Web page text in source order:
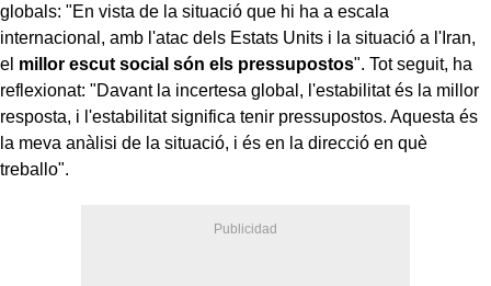
globals: "En vista de la situació que hi ha a escala
internacional, amb l'atac dels Estats Units i la situació a l'Iran,
el millor escut social són els pressupostos". Tot seguit, ha
reflexionat: "Davant la incertesa global, l'estabilitat és la millor
resposta, i l'estabilitat significa tenir pressupostos. Aquesta és
la meva anàlisi de la situació, i és en la direcció en què
treballo".